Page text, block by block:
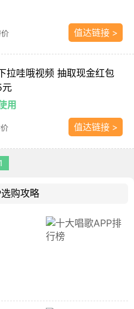
值达链接 >
拉哇哦视频 抽取现金红包
元
用
值达链接 >
1
购攻略